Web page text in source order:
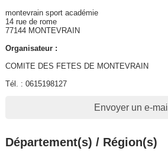
montevrain sport académie
14 rue de rome
77144 MONTEVRAIN
Organisateur :
COMITE DES FETES DE MONTEVRAIN
Tél. : 0615198127
Envoyer un e-mail
Département(s) / Région(s)